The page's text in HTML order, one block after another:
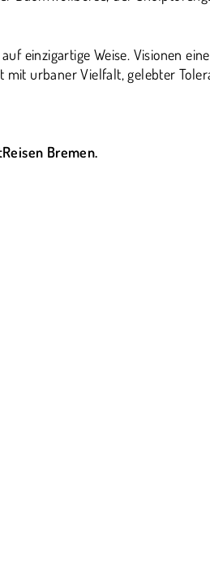
einzigartige Weise. Visionen
mit urbaner Vielfalt, gelebter
Bremen.